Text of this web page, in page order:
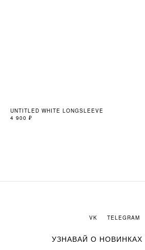
UNTITLED WHITE LONGSLEEVE
4 900 ₽
УЗНАВАЙ О НОВИНКАХ
VK TELEGRAM